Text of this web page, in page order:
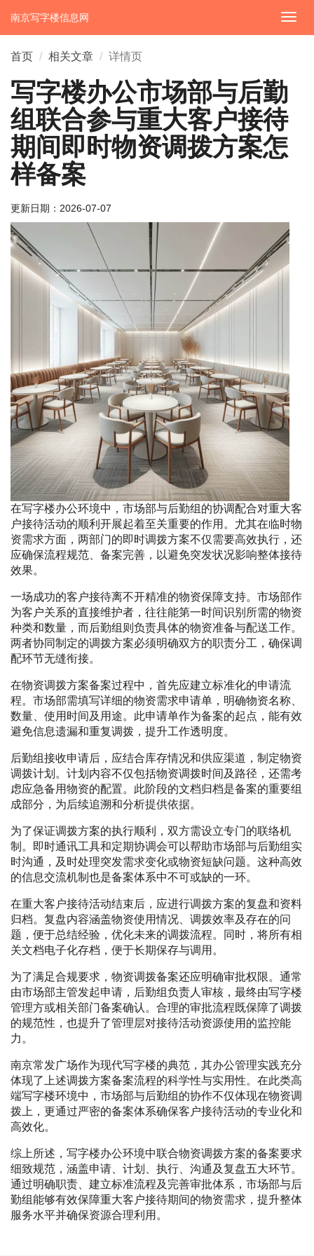
切
换
南京写字楼信息网
首页 相关文章 详情页
写字楼办公市场部与后勤
组联合参与重大客户接待
期间即时物资调拨方案怎
样备案
更新日期： 2026-07-07
在写字楼办公环境中，市场部与后勤组的协调配合对重大客
户接待活动的顺利开展起着至关重要的作用。尤其在临时物
资需求方面，两部门的即时调拨方案不仅需要高效执行，还
应确保流程规范、备案完善，以避免突发状况影响整体接待
效果。
一场成功的客户接待离不开精准的物资保障支持。市场部作
为客户关系的直接维护者，往往能第一时间识别所需的物资
种类和数量，而后勤组则负责具体的物资准备与配送工作。
两者协同制定的调拨方案必须明确双方的职责分工，确保调
配环节无缝衔接。
在物资调拨方案备案过程中，首先应建立标准化的申请流
程。市场部需填写详细的物资需求申请单，明确物资名称、
数量、使用时间及用途。此申请单作为备案的起点，能有效
避免信息遗漏和重复调拨，提升工作透明度。
后勤组接收申请后，应结合库存情况和供应渠道，制定物资
调拨计划。计划内容不仅包括物资调拨时间及路径，还需考
虑应急备用物资的配置。此阶段的文档归档是备案的重要组
成部分，为后续追溯和分析提供依据。
为了保证调拨方案的执行顺利，双方需设立专门的联络机
制。即时通讯工具和定期协调会可以帮助市场部与后勤组实
时沟通，及时处理突发需求变化或物资短缺问题。这种高效
的信息交流机制也是备案体系中不可或缺的一环。
在重大客户接待活动结束后，应进行调拨方案的复盘和资料
归档。复盘内容涵盖物资使用情况、调拨效率及存在的问
题，便于总结经验，优化未来的调拨流程。同时，将所有相
关文档电子化存档，便于长期保存与调用。
为了满足合规要求，物资调拨备案还应明确审批权限。通常
由市场部主管发起申请，后勤组负责人审核，最终由写字楼
管理方或相关部门备案确认。合理的审批流程既保障了调拨
的规范性，也提升了管理层对接待活动资源使用的监控能
力。
南京常发广场作为现代写字楼的典范，其办公管理实践充分
体现了上述调拨方案备案流程的科学性与实用性。在此类高
端写字楼环境中，市场部与后勤组的协作不仅体现在物资调
拨上，更通过严密的备案体系确保客户接待活动的专业化和
高效化。
综上所述，写字楼办公环境中联合物资调拨方案的备案要求
细致规范，涵盖申请、计划、执行、沟通及复盘五大环节。
通过明确职责、建立标准流程及完善审批体系，市场部与后
勤组能够有效保障重大客户接待期间的物资需求，提升整体
服务水平并确保资源合理利用。